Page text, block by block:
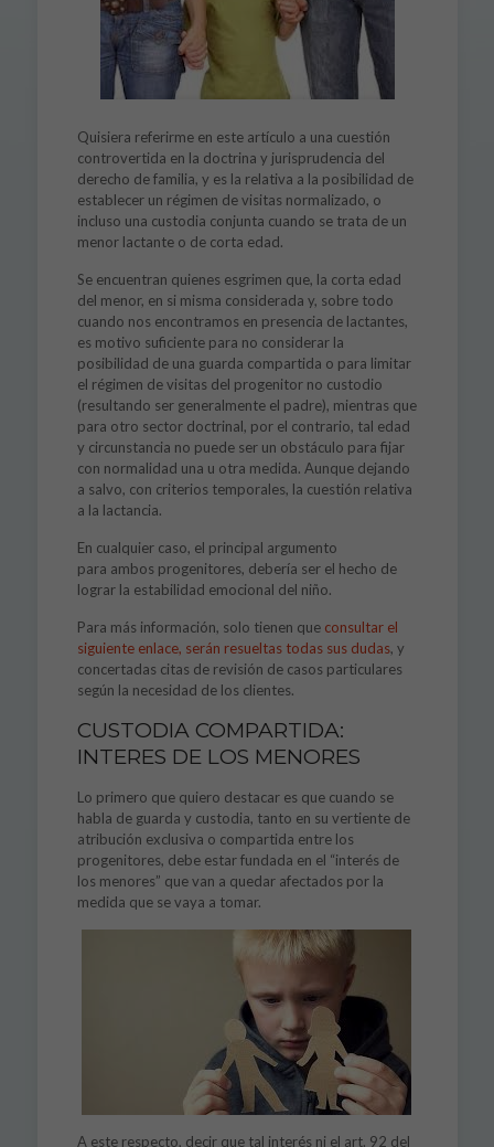
Quisiera referirme en este artículo a una cuestión
controvertida en la doctrina y jurisprudencia del
derecho de familia, y es la relativa a la posibilidad de
establecer un régimen de visitas normalizado, o
incluso una custodia conjunta cuando se trata de un
menor lactante o de corta edad.
Se encuentran quienes esgrimen que, la corta edad
del menor, en si misma considerada y, sobre todo
cuando nos encontramos en presencia de lactantes,
es motivo suficiente para no considerar la
posibilidad de una guarda compartida o para limitar
el régimen de visitas del progenitor no custodio
(resultando ser generalmente el padre), mientras que
para otro sector doctrinal, por el contrario, tal edad
y circunstancia no puede ser un obstáculo para fijar
con normalidad una u otra medida. Aunque dejando
a salvo, con criterios temporales, la cuestión relativa
a la lactancia.
En cualquier caso, el principal argumento
para ambos progenitores, debería ser el hecho de
lograr la estabilidad emocional del niño.
Para más información, solo tienen que consultar el
siguiente enlace, serán resueltas todas sus dudas, y
concertadas citas de revisión de casos particulares
según la necesidad de los clientes.
CUSTODIA COMPARTIDA:
INTERES DE LOS MENORES
Lo primero que quiero destacar es que cuando se
habla de guarda y custodia, tanto en su vertiente de
atribución exclusiva o compartida entre los
progenitores, debe estar fundada en el “interés de
los menores” que van a quedar afectados por la
medida que se vaya a tomar.
A este respecto, decir que tal interés ni el art. 92 del